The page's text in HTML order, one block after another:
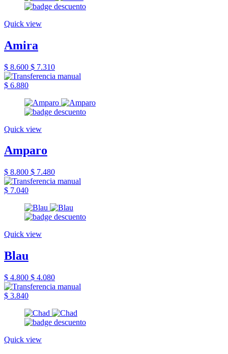
Quick view
Amira
$ 8.600 $ 7.310
$ 6.880
Quick view
Amparo
$ 8.800 $ 7.480
$ 7.040
Quick view
Blau
$ 4.800 $ 4.080
$ 3.840
Quick view